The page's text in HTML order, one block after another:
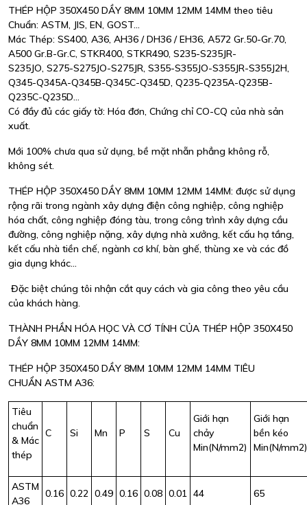
THÉP HỘP 350X450 DẦY 8MM 10MM 12MM 14MM theo tiêu
Chuẩn: ASTM, JIS, EN, GOST...
Mác Thép: SS400, A36, AH36 / DH36 / EH36, A572 Gr.50-Gr.70,
A500 Gr.B-Gr.C, STKR400, STKR490, S235-S235JR-
S235JO, S275-S275JO-S275JR, S355-S355JO-S355JR-S355J2H,
Q345-Q345A-Q345B-Q345C-Q345D, Q235-Q235A-Q235B-
Q235C-Q235D...
Có đầy đủ các giấy tờ: Hóa đơn, Chứng chỉ CO-CQ của nhà sản
xuất.
Mới 100% chưa qua sử dụng, bề mặt nhẵn phẳng không rỗ,
không sét.
THÉP HỘP 350X450 DẦY 8MM 10MM 12MM 14MM: được sử dụng
rộng rãi trong ngành xây dựng điện công nghiệp, công nghiệp
hóa chất, công nghiệp đóng tàu, trong công trình xây dựng cầu
đường, công nghiệp nặng, xây dựng nhà xưởng, kết cấu hạ tầng,
kết cấu nhà tiền chế, ngành cơ khí, bàn ghế, thùng xe và các đồ
gia dụng khác...
Đặc biệt chúng tôi nhận cắt quy cách và gia công theo yêu cầu
của khách hàng.
THÀNH PHẦN HÓA HỌC VÀ CƠ TÍNH CỦA THÉP HỘP 350X450
DẦY 8MM 10MM 12MM 14MM:
THÉP HỘP 350X450 DẦY 8MM 10MM 12MM 14MM TIÊU
CHUẨN ASTM A36:
Tiêu
chuẩn
& Mác
thép
C Si Mn P S Cu
Giới hạn
chảy
Min(N/mm2)
Giới hạn
bền kéo
Min(N/mm2)
ASTM
A36
0.16 0.22 0.49 0.16 0.08 0.01 44 65